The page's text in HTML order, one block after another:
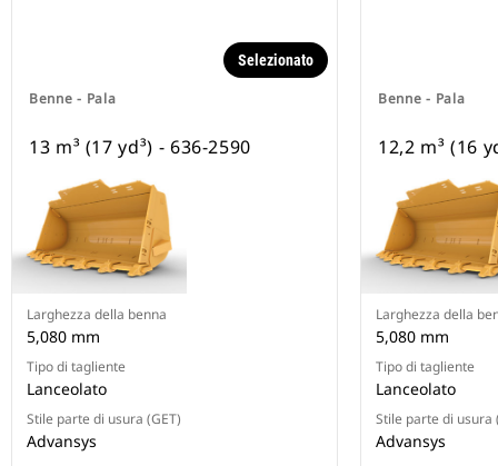
Benne - Pala
Selezionato
13 m³ (17 yd³) - 636-2590
Larghezza della benna
5,080 mm
Tipo di tagliente
Lanceolato
Stile parte di usura (GET)
Advansys
Benne - Pala
12,2 m³ (16
Larghezza della
5,080 mm
Tipo di tagliente
Lanceolato
Stile parte di usura
Advansys